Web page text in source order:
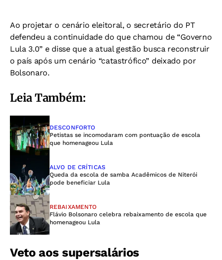
Ao projetar o cenário eleitoral, o secretário do PT
defendeu a continuidade do que chamou de “Governo
Lula 3.0” e disse que a atual gestão busca reconstruir
o país após um cenário “catastrófico” deixado por
Bolsonaro.
Leia Também:
DESCONFORTO
Petistas se incomodaram com pontuação de escola
que homenageou Lula
ALVO DE CRÍTICAS
Queda da escola de samba Acadêmicos de Niterói
pode beneficiar Lula
REBAIXAMENTO
Flávio Bolsonaro celebra rebaixamento de escola que
homenageou Lula
Veto aos supersalários